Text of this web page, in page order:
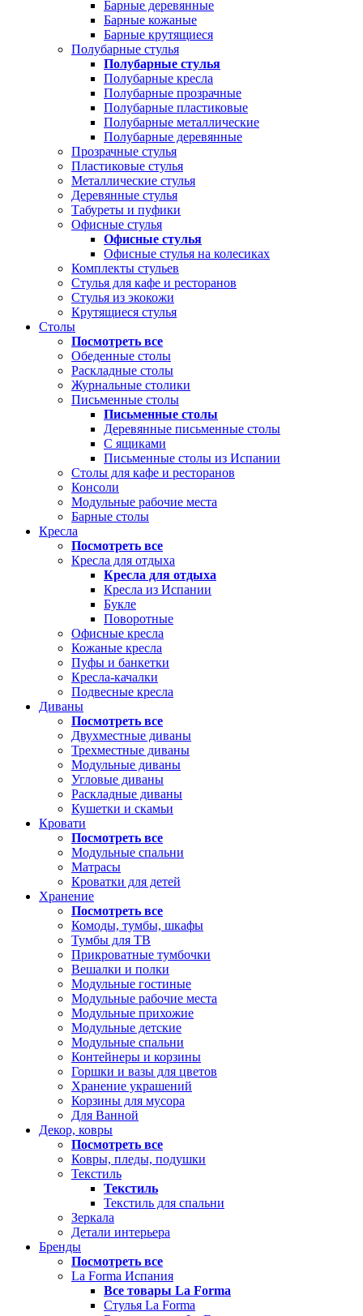
Барные деревянные
Барные кожаные
Барные крутящиеся
Полубарные стулья
Полубарные стулья
Полубарные кресла
Полубарные прозрачные
Полубарные пластиковые
Полубарные металлические
Полубарные деревянные
Прозрачные стулья
Пластиковые стулья
Металлические стулья
Деревянные стулья
Табуреты и пуфики
Офисные стулья
Офисные стулья
Офисные стулья на колесиках
Комплекты стульев
Стулья для кафе и ресторанов
Стулья из экокожи
Крутящиеся стулья
Столы
Посмотреть все
Обеденные столы
Раскладные столы
Журнальные столики
Письменные столы
Письменные столы
Деревянные письменные столы
С ящиками
Письменные столы из Испании
Столы для кафе и ресторанов
Консоли
Модульные рабочие места
Барные столы
Кресла
Посмотреть все
Кресла для отдыха
Кресла для отдыха
Кресла из Испании
Букле
Поворотные
Офисные кресла
Кожаные кресла
Пуфы и банкетки
Кресла-качалки
Подвесные кресла
Диваны
Посмотреть все
Двухместные диваны
Трехместные диваны
Модульные диваны
Угловые диваны
Раскладные диваны
Кушетки и скамьи
Кровати
Посмотреть все
Модульные спальни
Матрасы
Кроватки для детей
Хранение
Посмотреть все
Комоды, тумбы, шкафы
Тумбы для ТВ
Прикроватные тумбочки
Вешалки и полки
Модульные гостиные
Модульные рабочие места
Модульные прихожие
Модульные детские
Модульные спальни
Контейнеры и корзины
Горшки и вазы для цветов
Хранение украшений
Корзины для мусора
Для Ванной
Декор, ковры
Посмотреть все
Ковры, пледы, подушки
Текстиль
Текстиль
Текстиль для спальни
Зеркала
Детали интерьера
Бренды
Посмотреть все
La Forma Испания
Все товары La Forma
Стулья La Forma